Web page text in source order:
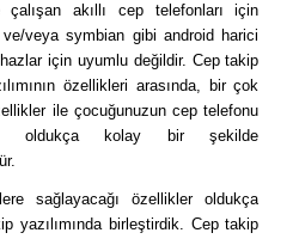
akıllı cep telefonları için
ve/veya symbian gibi android harici
için uyumlu değildir. Cep takip
özellikleri arasında, bir çok
ile çocuğunuzun cep telefonu
oldukça kolay bir şekilde
sağlayacağı özellikler oldukça
yazılımında birleştirdik. Cep takip